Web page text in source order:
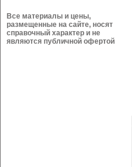
Все материалы и цены,
размещенные на сайте, носят
справочный характер и не
являются публичной офертой